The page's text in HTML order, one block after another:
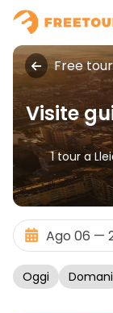
Free
Visite
1 tour a
Oggi Domani